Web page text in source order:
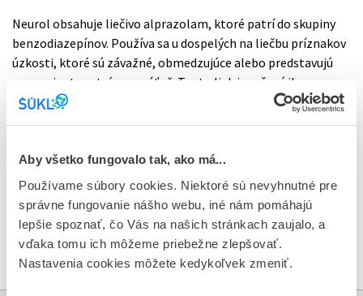
Aby všetko fungovalo tak, ako má...
Používame súbory cookies. Niektoré sú nevyhnutné pre
správne fungovanie nášho webu, iné nám pomáhajú
lepšie spoznať, čo Vás na našich stránkach zaujalo, a
vďaka tomu ich môžeme priebežne zlepšovať.
Nastavenia cookies môžete kedykoľvek zmeniť.
Neurol obsahuje liečivo alprazolam, ktoré patrí do skupiny
benzodiazepínov. Používa sa u dospelých na liečbu príznakov
úzkosti, ktoré sú závažné, obmedzujúce alebo predstavujú
pre pacienta extrémnu záťaž. Tento liek je určený iba na
krátkodobé použitie.
iné lieky s rovnakou účinnou látkou alprazolam.
Oznámenie o stiahnutí lieku z trhu
Metodický pokyn pre distribučné spoločnosti, lekárne
a zdravotnícke zariadenia